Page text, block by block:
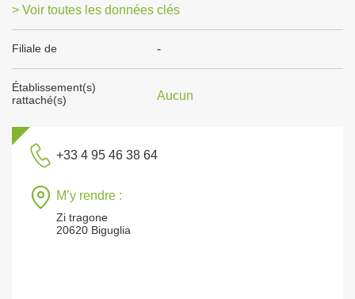
> Voir toutes les données clés
Filiale de -
Établissement(s)
rattaché(s)
Aucun
+33 4 95 46 38 64
M’y rendre :
Zi tragone
20620 Biguglia